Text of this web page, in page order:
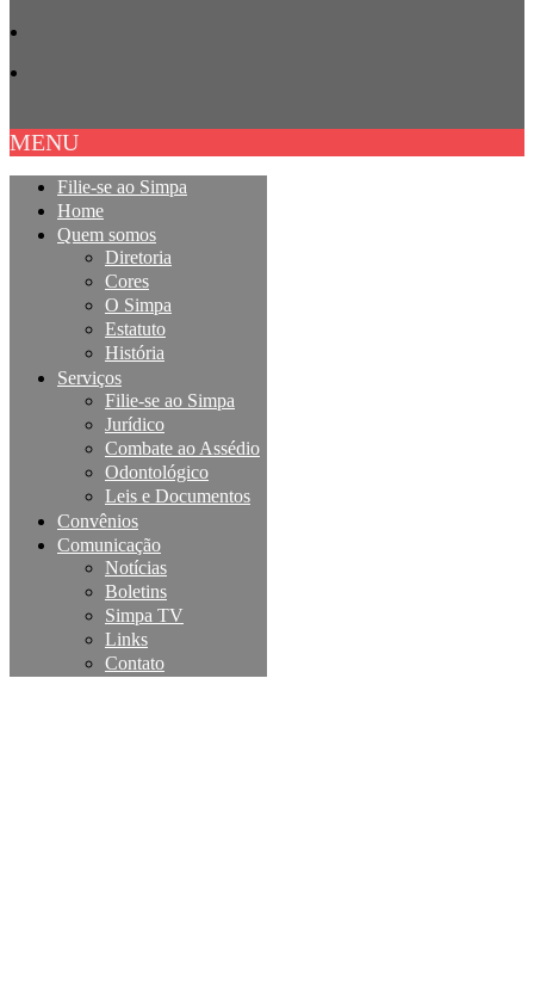
MENU
Filie-se ao Simpa
Home
Quem somos
Diretoria
Cores
O Simpa
Estatuto
História
Serviços
Filie-se ao Simpa
Jurídico
Combate ao Assédio
Odontológico
Leis e Documentos
Convênios
Comunicação
Notícias
Boletins
Simpa TV
Links
Contato